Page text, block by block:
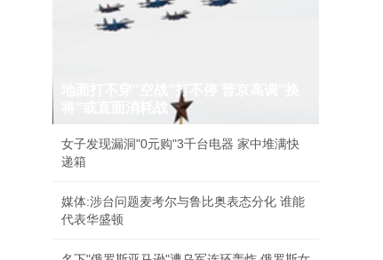
地面打不穿"空战"打不停 普京高调"换
女子发现漏洞"0元购"3千台电器 家中堆满快
递箱
媒体:涉台问题麦考尔与鲁比奥表态分化 谁能
代表华盛顿